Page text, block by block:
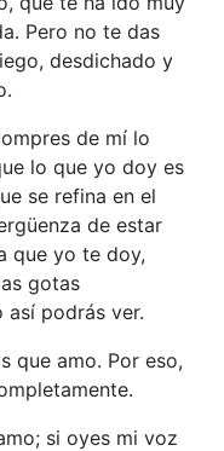
Pero no te das
desdichado y
de mí lo
lo que yo doy es
se refina en el
de estar
que yo te doy,
gotas
así podrás ver.
que amo. Por eso,
si oyes mi voz